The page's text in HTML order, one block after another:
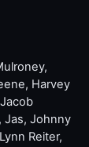
,
, Harvey
Jacob
, Jas, Johnny
Reiter,